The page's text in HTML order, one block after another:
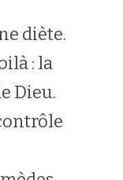
diète.
: la
Dieu.